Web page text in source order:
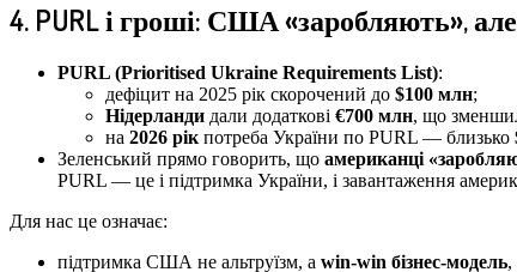
4. PURL і гроші: США «заробляють»,
PURL (Prioritised Ukraine Requirements List):
дефіцит на 2025 рік скорочений до $100 млн;
Нідерланди дали додаткові €700 млн, що
на 2026 рік потреба України по PURL — близько
Зеленський прямо говорить, що американці
PURL — це і підтримка України, і завантаження
Для нас це означає:
підтримка США не альтруїзм, а win-win бізнес-модель,